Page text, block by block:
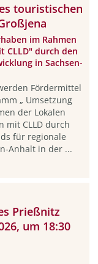
touristischen
im Rahmen
CLLD" durch den
in Sachsen-
Fördermittel
„ Umsetzung
der Lokalen
mit CLLD durch
für regionale
Anhalt in der ...
Prießnitz
um 18:30